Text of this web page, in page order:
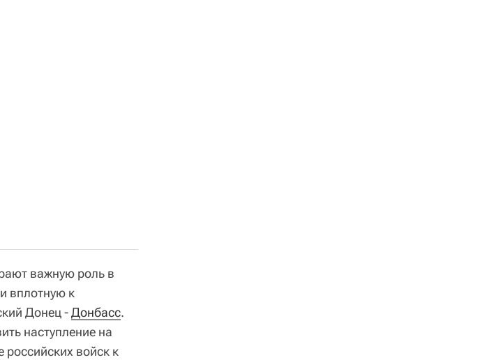
важную роль в
вплотную к
Донец -Донбасс.
наступление на
войск к